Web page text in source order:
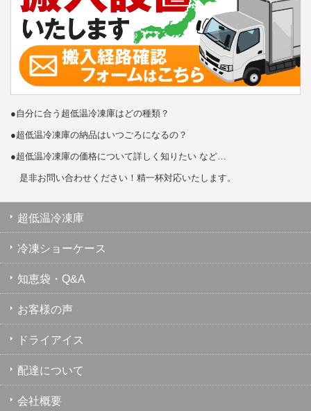
●自分に合う超低温冷凍庫はどの種類？
●超低温冷凍庫の納品はいつごろになるの？
●超低温冷凍庫の価格について詳しく知りたい など…
是非お問い合わせください！精一杯対応いたします。
超低温冷凍庫
冷凍ショーケース
知恵袋・Q&A
お客様の声
ドライアイス
配達について
会社概要